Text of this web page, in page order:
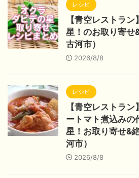
レシピ
【青空レストラ
星！のお取り寄せ
古河市）
2026/8/8
レシピ
【青空レストラ
ートマト煮込みの
星！お取り寄せ&
河市）
2026/8/8